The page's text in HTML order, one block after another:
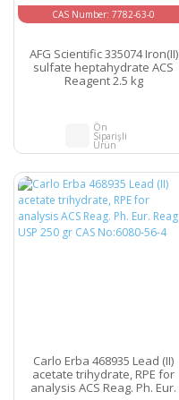
CAS Number: 7782-63-0
AFG Scientific 335074 Iron(II)
sulfate heptahydrate ACS
Reagent 2.5 kg
Ön
Siparişli
Ürün
Carlo Erba 468935 Lead (II)
acetate trihydrate, RPE for
analysis ACS Reag. Ph. Eur.